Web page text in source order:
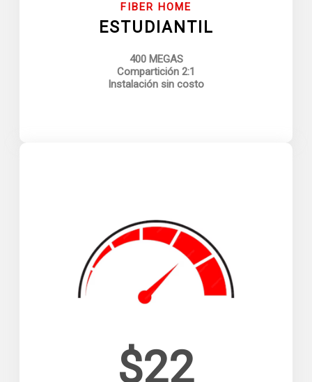
FIBER HOME
ESTUDIANTIL
400 MEGAS
Compartición 2:1
Instalación sin costo
$22